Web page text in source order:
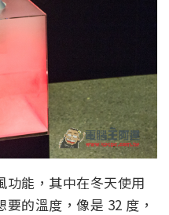
功能，其中在冬天使用
的溫度，像是 32 度，